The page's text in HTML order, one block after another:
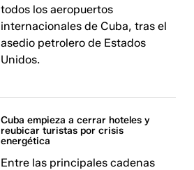
todos los aeropuertos
internacionales de Cuba, tras el
asedio petrolero de Estados
Unidos.
Cuba empieza a cerrar hoteles y
reubicar turistas por crisis
energética
Entre las principales cadenas